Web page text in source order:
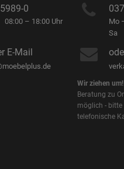
0
08:00 – 18:00 Uhr
E-Mail
Mo
Sa
Wir ziehen um!
Beratung zu
möglich - bitte
telefonische